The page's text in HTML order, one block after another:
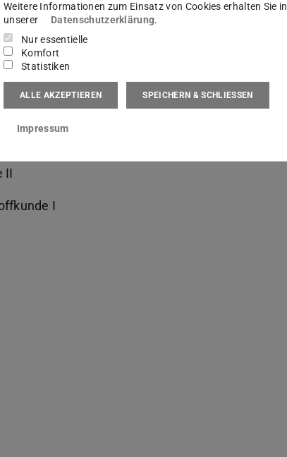
II
I
Weitere Informationen zum Einsatz von Cookies erhalten Sie in
unserer
Datenschutzerklärung.
Nur essentielle
Komfort
Statistiken
ALLE AKZEPTIEREN SPEICHERN & SCHLIESSEN
Impressum